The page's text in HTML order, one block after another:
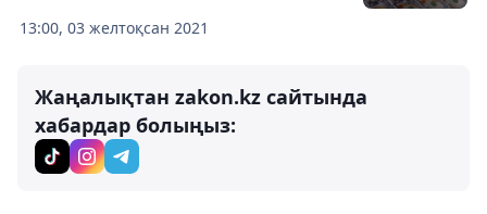
13:00, 03 желтоқсан 2021
Жаңалықтан zakon.kz сайтында
хабардар болыңыз: